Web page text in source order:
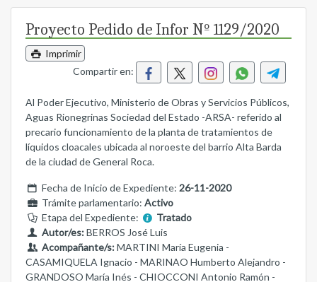
Proyecto Pedido de Infor Nº 1129/2020
Imprimir
Compartir en:
Al Poder Ejecutivo, Ministerio de Obras y Servicios Públicos,
Aguas Rionegrinas Sociedad del Estado -ARSA- referido al
precario funcionamiento de la planta de tratamientos de
líquidos cloacales ubicada al noroeste del barrio Alta Barda
de la ciudad de General Roca.
Fecha de Inicio de Expediente: 26-11-2020
Trámite parlamentario: Activo
Etapa del Expediente:
Tratado
Autor/es:BERROS José Luis
Acompañante/s:MARTINI María Eugenia -
CASAMIQUELA Ignacio - MARINAO Humberto Alejandro -
GRANDOSO María Inés - CHIOCCONI Antonio Ramón -